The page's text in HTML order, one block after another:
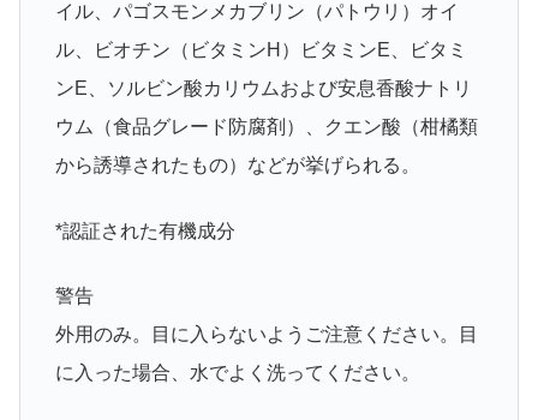
イル、パゴスモンメカブリン（パトウリ）オイ
ル、ビオチン（ビタミンH）ビタミンE、ビタミ
ンE、ソルビン酸カリウムおよび安息香酸ナトリ
ウム（食品グレード防腐剤）、クエン酸（柑橘類
から誘導されたもの）などが挙げられる。
*認証された有機成分
警告
外用のみ。目に入らないようご注意ください。目
に入った場合、水でよく洗ってください。